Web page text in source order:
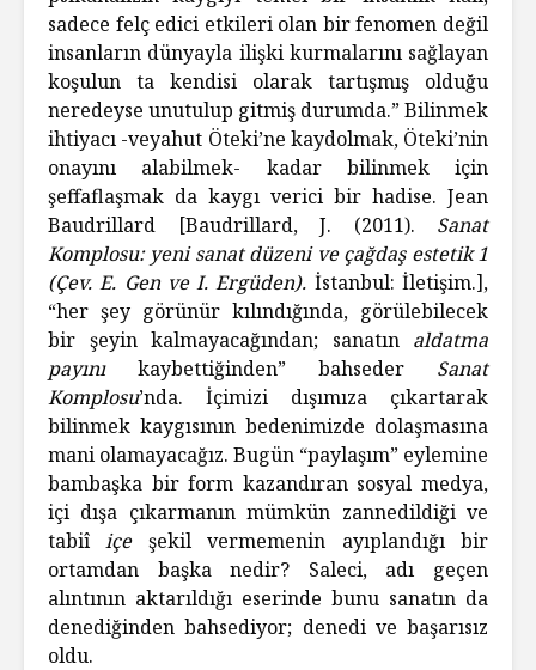
sadece felç edici etkileri olan bir fenomen değil
insanların dünyayla ilişki kurmalarını sağlayan
koşulun ta kendisi olarak tartışmış olduğu
neredeyse unutulup gitmiş durumda.” Bilinmek
ihtiyacı -veyahut Öteki’ne kaydolmak, Öteki’nin
onayını alabilmek- kadar bilinmek için
şeffaflaşmak da kaygı verici bir hadise. Jean
Baudrillard [Baudrillard, J. (2011). Sanat
Komplosu: yeni sanat düzeni ve çağdaş estetik 1
(Çev. E. Gen ve I. Ergüden). İstanbul: İletişim.],
“her şey görünür kılındığında, görülebilecek
bir şeyin kalmayacağından; sanatın aldatma
payını kaybettiğinden” bahseder Sanat
Komplosu’nda. İçimizi dışımıza çıkartarak
bilinmek kaygısının bedenimizde dolaşmasına
mani olamayacağız. Bugün “paylaşım” eylemine
bambaşka bir form kazandıran sosyal medya,
içi dışa çıkarmanın mümkün zannedildiği ve
tabiîiçe şekil vermemenin ayıplandığı bir
ortamdan başka nedir? Saleci, adı geçen
alıntının aktarıldığı eserinde bunu sanatın da
denediğinden bahsediyor; denedi ve başarısız
oldu.